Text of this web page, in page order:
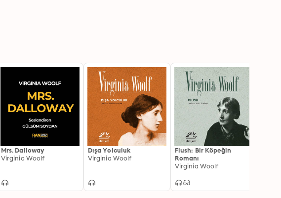
Mrs. Dalloway
Virginia Woolf
Dışa Yolculuk
Virginia Woolf
Flush: Bir Köpeğin
Romanı
Virginia Woolf